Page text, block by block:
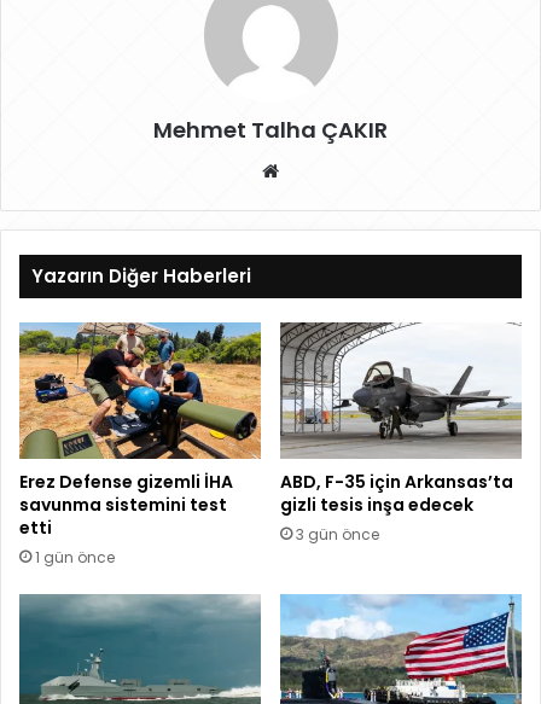
Mehmet Talha ÇAKIR
sit
esi
Yazarın Diğer Haberleri
Erez Defense gizemli İHA
savunma sistemini test
etti
1 gün önce
ABD, F-35 için Arkansas’ta
gizli tesis inşa edecek
3 gün önce